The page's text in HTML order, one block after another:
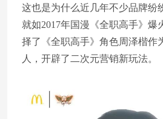
这也是为什么近几年不少品牌纷
就如2017年国漫《全职高手》爆
择了《全职高手》角色周泽楷作
人，开辟了二次元营销新玩法。